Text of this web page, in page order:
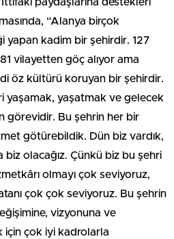
paydaşlarına destekleri
“Alanya birçok
yapan kadim bir şehirdir. 127
vilayetten göç alıyor ama
öz kültürü koruyan bir şehirdir.
yaşamak, yaşatmak ve gelecek
görevidir. Bu şehrin her bir
götürebildik. Dün biz vardık,
biz olacağız. Çünkü biz bu şehri
olmayı çok seviyoruz,
çok çok seviyoruz. Bu şehrin
vizyonuna ve
için çok iyi kadrolarla